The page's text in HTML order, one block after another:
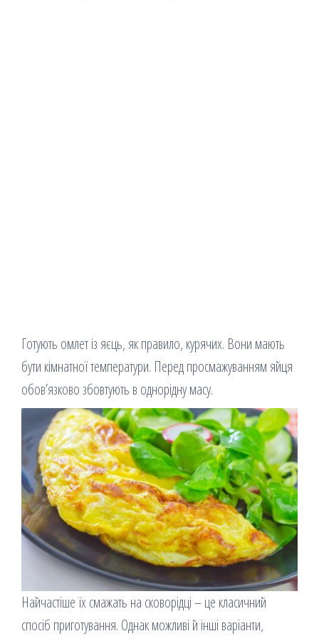
Готують омлет із яєць, як правило, курячих. Вони мають
бути кімнатної температури. Перед просмажуванням яйця
обов’язково збовтують в однорідну масу.
Найчастіше їх смажать на сковорідці – це класичний
спосіб приготування. Однак можливі й інші варіанти,